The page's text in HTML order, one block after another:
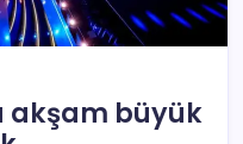
akşam büyük